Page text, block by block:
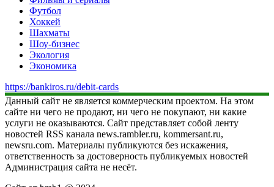
Футбол
Хоккей
Шахматы
Шоу-бизнес
Экология
Экономика
https://bankiros.ru/debit-cards
Данный сайт не является коммерческим проектом. На этом
сайте ни чего не продают, ни чего не покупают, ни какие
услуги не оказываются. Сайт представляет собой ленту
новостей RSS канала news.rambler.ru, kommersant.ru,
newsru.com. Материалы публикуются без искажения,
ответственность за достоверность публикуемых новостей
Администрация сайта не несёт.